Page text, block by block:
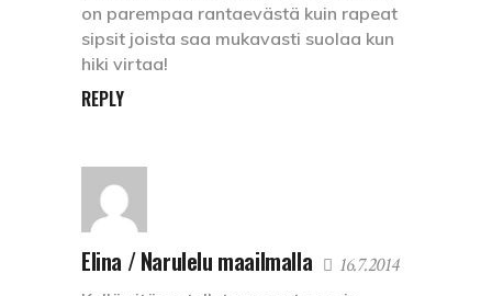
on parempaa rantaevästä kuin rapeat
sipsit joista saa mukavasti suolaa kun
hiki virtaa!
REPLY
Elina / Narulelu maailmalla 16.7.2014